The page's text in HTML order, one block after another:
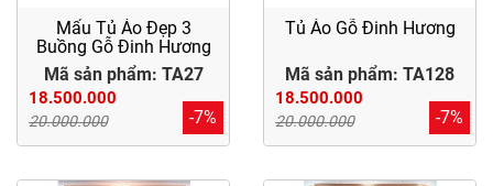
Án
Kiến
Mẩu Tủ Áo Đẹp 3
Buồng Gỗ Đinh Hương
Mã sản phẩm: TA27
18.500.000
20.000.000 -7%
Tủ Áo Gỗ Đinh Hương
Mã sản phẩm: TA128
18.500.000
20.000.000 -7%